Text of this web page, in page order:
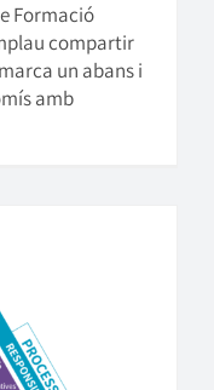
Formació
compartir
un abans i
amb